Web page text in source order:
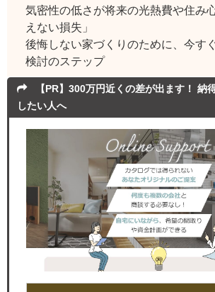
気密性の低さが将来の光熱費や住み
えない損失」
後悔しない家づくりのために、今す
検討のステップ
【PR】300万円近くの差が出ます！ 納
したい人へ